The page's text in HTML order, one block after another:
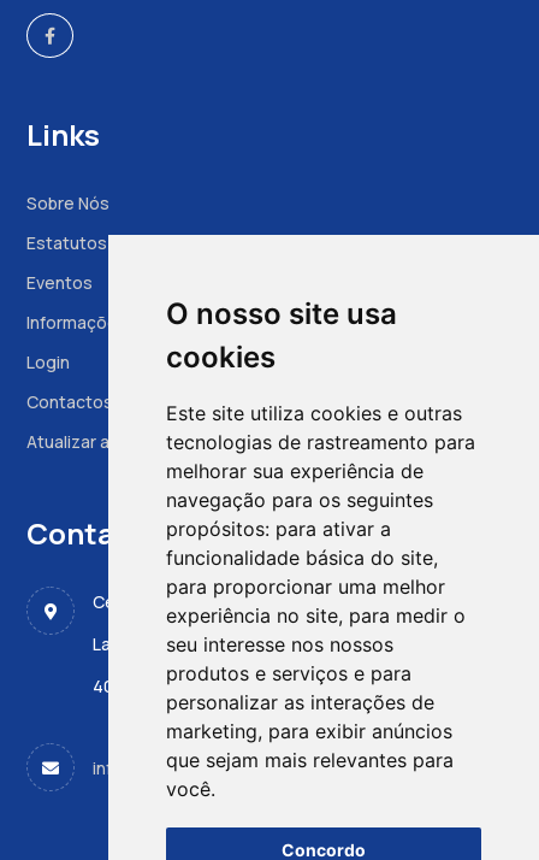
O nosso site usa
cookies
Este site utiliza cookies e outras
tecnologias de rastreamento para
melhorar sua experiência de
navegação para os seguintes
propósitos: para ativar a
funcionalidade básica do site,
para proporcionar uma melhor
experiência no site, para medir o
seu interesse nos nossos
produtos e serviços e para
personalizar as interações de
marketing, para exibir anúncios
que sejam mais relevantes para
você.
Concordo
Links
Sobre Nós
Estatutos
Eventos
Informações à Grávida
Login
Contactos
Atualizar as preferências das cookies
Contactos
Centro de Medicina Fetal, CMIN - ULS Santo António
Largo da Maternidade de Júlio Dinis 45
4050-651 PORTO
info@apdpn.com